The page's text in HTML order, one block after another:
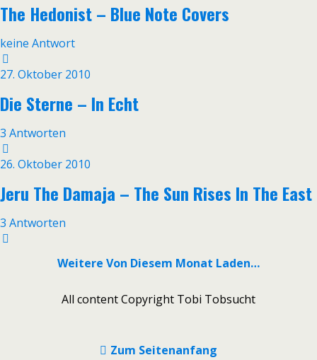
The Hedonist – Blue Note Covers
keine Antwort
27. Oktober 2010
Die Sterne – In Echt
3 Antworten
26. Oktober 2010
Jeru The Damaja – The Sun Rises In The East
3 Antworten
Weitere Von Diesem Monat Laden…
All content Copyright Tobi Tobsucht
Zum Seitenanfang